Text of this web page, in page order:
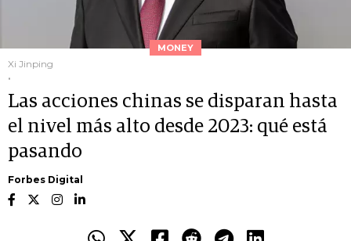
MONEY
Xi Jinping
.
Las acciones chinas se disparan hasta
el nivel más alto desde 2023: qué está
pasando
Forbes Digital